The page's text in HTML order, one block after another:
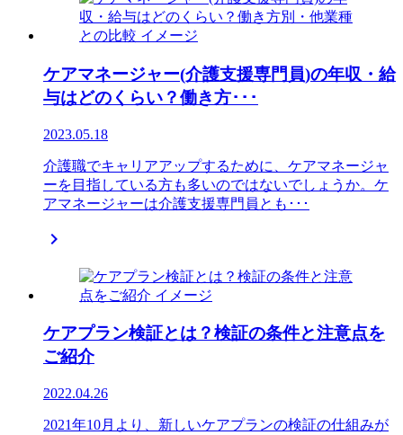
ケアマネージャー(介護支援専門員)の年収・給
与はどのくらい？働き方･･･
2023.05.18
介護職でキャリアアップするために、ケアマネージャ
ーを目指している方も多いのではないでしょうか。ケ
アマネージャーは介護支援専門員とも･･･

ケアプラン検証とは？検証の条件と注意点を
ご紹介
2022.04.26
2021年10月より、新しいケアプランの検証の仕組みが